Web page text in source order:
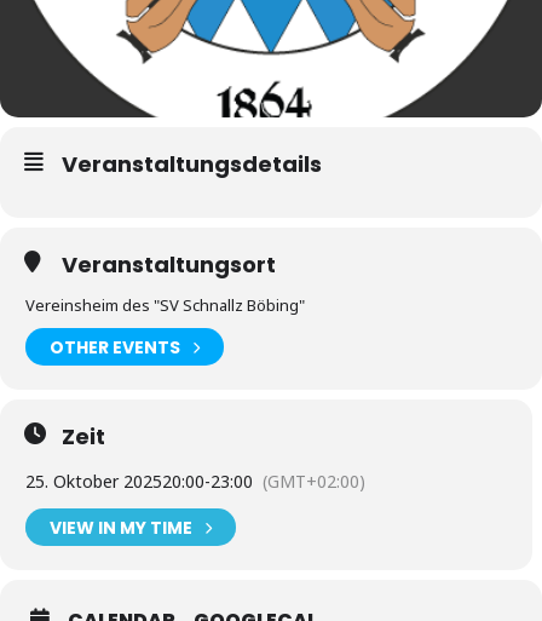
Veranstaltungsdetails
Veranstaltungsort
Vereinsheim des "SV Schnallz Böbing"
OTHER EVENTS
Zeit
25. Oktober 202520:00-23:00 (GMT+02:00)
VIEW IN MY TIME